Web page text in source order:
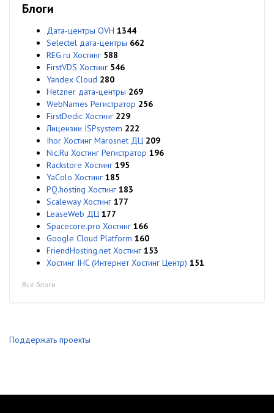
Блоги
Дата-центры OVH 1344
Selectel дата-центры 662
REG.ru Хостинг 588
FirstVDS Хостинг 546
Yandex Cloud 280
Hetzner дата-центры 269
WebNames Регистратор 256
FirstDedic Хостинг 229
Лицензии ISPsystem 222
Ihor Хостинг Marosnet ДЦ 209
Nic.Ru Хостинг Регистратор 196
Rackstore Хостинг 195
YaColo Хостинг 185
PQ.hosting Хостинг 183
Scaleway Хостинг 177
LeaseWeb ДЦ 177
Spacecore.pro Хостинг 166
Google Cloud Platform 160
FriendHosting.net Хостинг 153
Хостинг IHC (Интернет Хостинг Центр) 151
Все блоги
Поддержать проекты